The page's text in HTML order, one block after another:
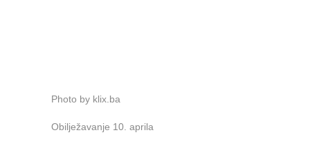
Photo by klix.ba
Obilježavanje 10. aprila